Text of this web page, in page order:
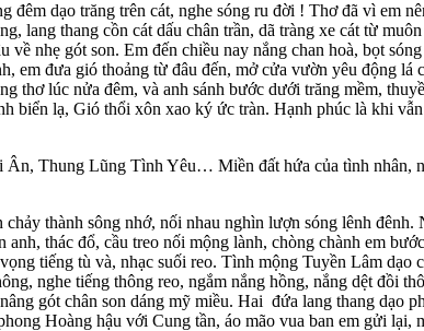
dạo trăng trên cát, nghe sóng ru đời ! Thơ đã vì em
lang thang cồn cát dấu chân trần, dã tràng xe cát từ
nhẹ gót son. Em đến chiều nay nắng chan hoà, bọt
em đưa gió thoảng từ đâu đến, mở cửa vườn yêu động lá
thơ lúc nửa đêm, và anh sánh bước dưới trăng mềm,
biển lạ, Gió thổi xôn xao ký ức tràn. Hạnh phúc là khi
Lũng Tình Yêu… Miền đất hứa của tình nhân,
thành sông nhớ, nối nhau nghìn lượn sóng lênh đênh.
thác đổ, cầu treo nối mộng lành, chòng chành em
tiếng tù và, nhạc suối reo. Tình mộng Tuyền Lâm dạo
nghe tiếng thông reo, ngắm nắng hồng, nắng dệt đồi
gót chân son dáng mỹ miều. Hai đứa lang thang dạo
Hoàng hậu với Cung tần, áo mão vua ban em gửi